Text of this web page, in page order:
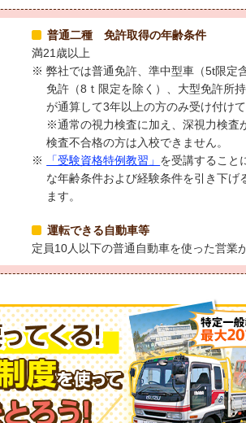
普通二種 免許取得の年齢条件
満21歳以上
弊社では普通免許、準中型車（5t限定
免許（8ｔ限定を除く）、大型免許所
が通算して3年以上の方のみ受け付けて
※通常の視力検査に加え、深視力検査
検査不合格の方は入校できません。
「受験資格特例教習」 を受講すること
な年齢条件および経験条件を引き下げ
ます。
運転できる自動車等
定員10人以下の普通自動車を使った営業